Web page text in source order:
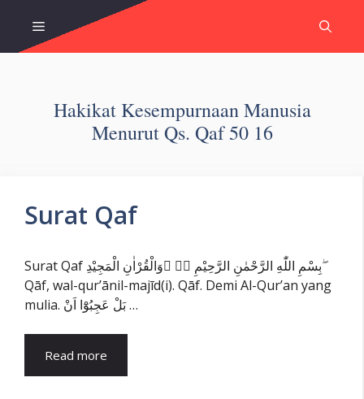
content
Menu
Hakikat Kesempurnaan Manusia
Menurut Qs. Qaf 50 16
Surat Qaf
Surat Qaf بِسْمِ اللّٰهِ الرَّحْمٰنِ الرَّحِيْمِ قۤ ۗوَالْقُرْاٰنِ الْمَجِيْدِ ۖ
Qāf, wal-qur’ānil-majīd(i). Qāf. Demi Al-Qur’an yang
mulia. بَلْ عَجِبُوْٓا اَنْ …
Read more